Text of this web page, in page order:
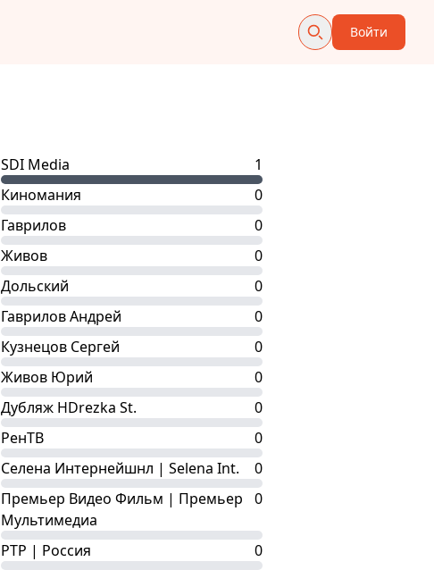
Войти
SDI Media
1
Киномания
0
Гаврилов
0
Живов
0
Дольский
0
Гаврилов Андрей
0
Кузнецов Сергей
0
Живов Юрий
0
Дубляж HDrezka St.
0
РенТВ
0
Селена Интернейшнл | Selena Int.
0
Премьер Видео Фильм | Премьер
Мультимедиа
0
РТР | Россия
0